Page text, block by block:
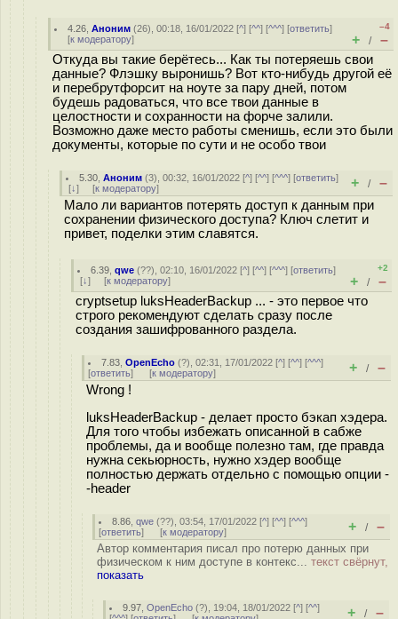
4.26 ,Аноним (26), 00:18, 16/01/2022 [^] [^^] [^^^] [ответить]
[к модератору]
–4
+ / –
Откуда вы такие берётесь... Как ты потеряешь свои
данные? Флэшку выронишь? Вот кто-нибудь другой её
и перебрутфорсит на ноуте за пару дней, потом
будешь радоваться, что все твои данные в
целостности и сохранности на форче залили.
Возможно даже место работы сменишь, если это были
документы, которые по сути и не особо твои
5.30 ,Аноним (3), 00:32, 16/01/2022 [^] [^^] [^^^] [ответить]
[↓] [к модератору] + / –
Мало ли вариантов потерять доступ к данным при
сохранении физического доступа? Ключ слетит и
привет, поделки этим славятся.
6.39 ,qwe (??), 02:10, 16/01/2022 [^] [^^] [^^^] [ответить]
[↓] [к модератору]
+2
+ / –
cryptsetup luksHeaderBackup ... - это первое что
строго рекомендуют сделать сразу после
создания зашифрованного раздела.
7.83 ,OpenEcho (?), 02:31, 17/01/2022 [^] [^^] [^^^]
[ответить] [к модератору] + / –
Wrong !
luksHeaderBackup - делает просто бэкап хэдера.
Для того чтобы избежать описанной в сабже
проблемы, да и вообще полезно там, где правда
нужна секьюрность, нужно хэдер вообще
полностью держать отдельно с помощью опции -
-header
8.86 ,qwe (??), 03:54, 17/01/2022 [^] [^^] [^^^]
[ответить] [к модератору] + / –
Автор комментария писал про потерю данных при
физическом к ним доступе в контекс... текст свёрнут,
показать
9.97 ,OpenEcho (?), 19:04, 18/01/2022 [^] [^^]
+ / –